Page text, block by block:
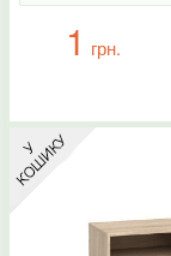
1 грн.